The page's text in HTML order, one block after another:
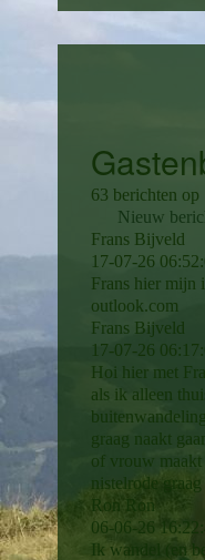
63 berichten op
Nieuw
Frans Bijveld
17-07-26
Frans hier mijn
outlook.­com
Frans Bijveld
17-07-26
Hoi hier met
als ik alleen
graag naakt
of vrouw
nistelrode
Ron Ron
06-06-26
Ik wandel (en